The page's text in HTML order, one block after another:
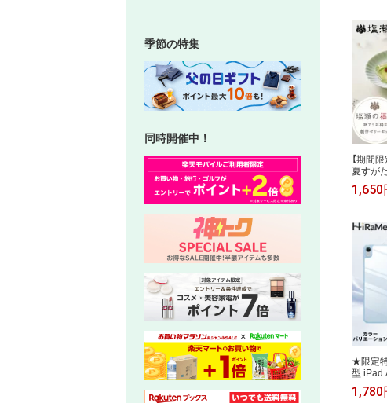
季節の特集
同時開催中！
2026
ス 詰
無料
おにぎ
【期間
夏すが
分 福袋
本家 金
1,650
★限定
型 iPad
ケース
M4 M3
1,780